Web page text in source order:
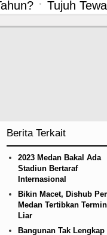
Tujuh
Minggu 9
Royong
9 Agustus
di Nias Utara
di Thailand
300 Hari,
Berita Terkait
2023 Medan Bakal Ada
Stadiun Bertaraf
Internasional
Bikin Macet, Dishub
Medan Tertibkan
Liar
Bangunan Tak Lengkap